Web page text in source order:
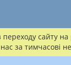
сайту на
за тимчасові